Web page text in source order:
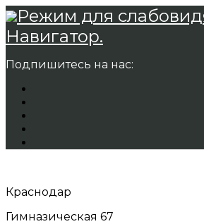
Режим для
Навигатор.
Подпишитесь на нас:
Краснодар
Гимназическая 67